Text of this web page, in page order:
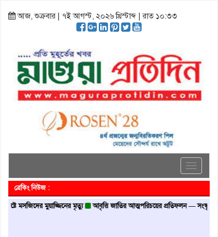
আজ, শুক্রবার | ৭ই আগস্ট, ২০২৬ খ্রিস্টাব্দ | রাত ১০:৩৩
Toggle
ব্রেকিং নিউজ :
মুয়াজ্জিনের মৃত্যু আবৃত্তি জাতির আত্মপরিচয়ের প্রতিফলন — সংস্কৃতি মন্ত্রী